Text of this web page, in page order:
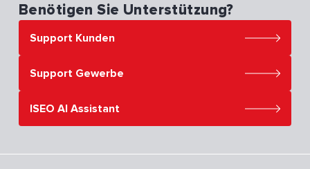
Benötigen Sie Unterstützung?
Support Kunden
Support Gewerbe
ISEO AI Assistant